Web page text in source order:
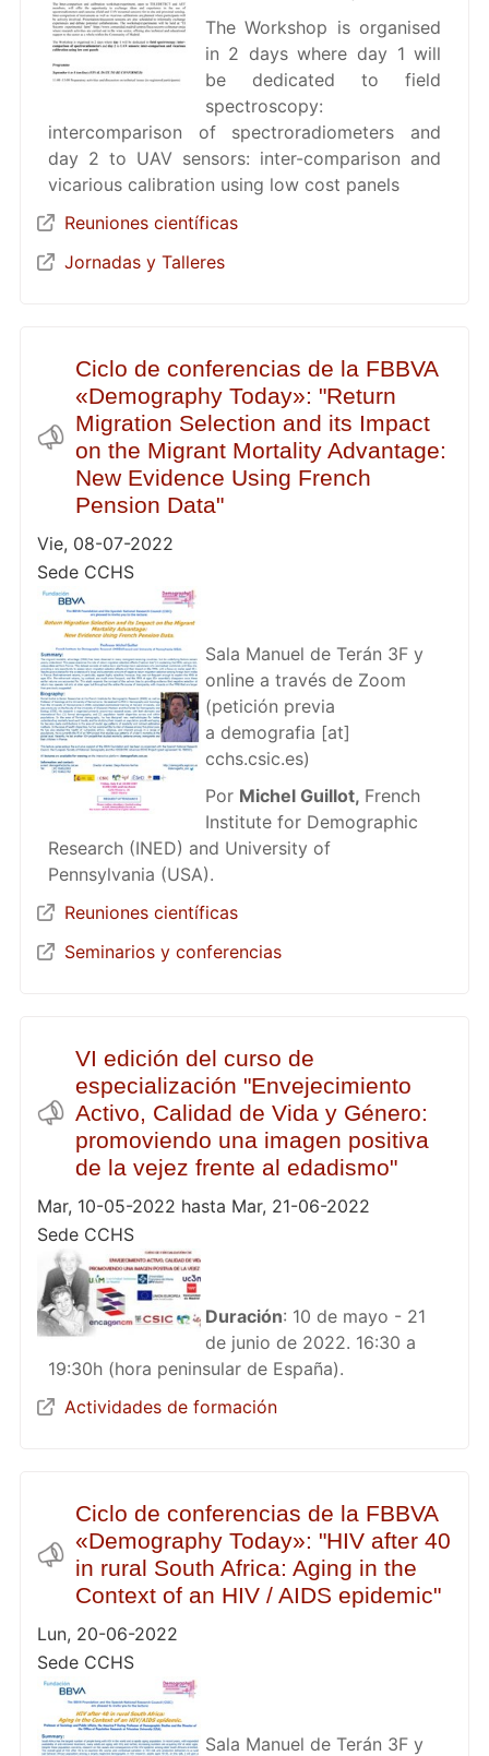
The Workshop is organised
in 2 days where day 1 will
be dedicated to field
spectroscopy:
intercomparison of spectroradiometers and
day 2 to UAV sensors: inter-comparison and
vicarious calibration using low cost panels
Reuniones científicas
Jornadas y Talleres
Ciclo de conferencias de la FBBVA
«Demography Today»: "Return
Migration Selection and its Impact
on the Migrant Mortality Advantage:
New Evidence Using French
Pension Data"
Vie, 08-07-2022
Sede CCHS
Sala Manuel de Terán 3F y
online a través de Zoom
(petición previa
a demografia [at]
cchs.csic.es)
Por Michel Guillot, French
Institute for Demographic
Research (INED) and University of
Pennsylvania (USA).
Reuniones científicas
Seminarios y conferencias
VI edición del curso de
especialización "Envejecimiento
Activo, Calidad de Vida y Género:
promoviendo una imagen positiva
de la vejez frente al edadismo"
Mar, 10-05-2022 hasta Mar, 21-06-2022
Sede CCHS
Duración: 10 de mayo - 21
de junio de 2022. 16:30 a
19:30h (hora peninsular de España).
Actividades de formación
Ciclo de conferencias de la FBBVA
«Demography Today»: "HIV after 40
in rural South Africa: Aging in the
Context of an HIV / AIDS epidemic"
Lun, 20-06-2022
Sede CCHS
Sala Manuel de Terán 3F y